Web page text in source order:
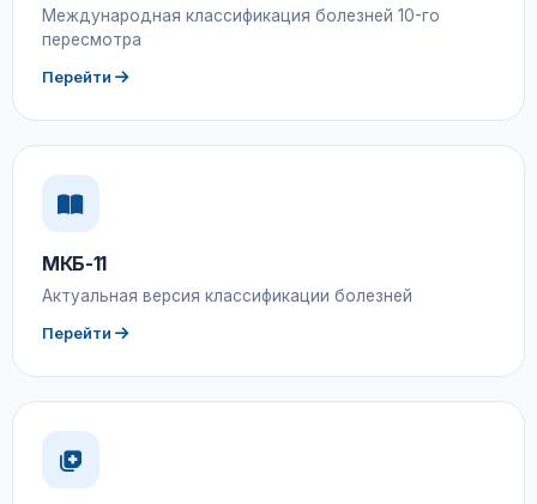
Международная классификация болезней 10-го
пересмотра
Перейти
МКБ-11
Актуальная версия классификации болезней
Перейти